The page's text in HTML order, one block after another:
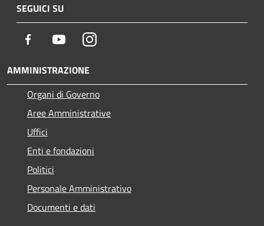
SEGUICI SU
Facebook YoutubeInstagram
AMMINISTRAZIONE
Organi di Governo
Aree Amministrative
Uffici
Enti e fondazioni
Politici
Personale Amministrativo
Documenti e dati